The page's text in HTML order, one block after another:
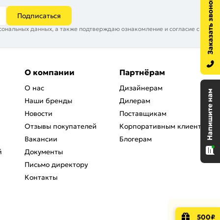
Подписаться
данных, а также подтверждаю ознакомление и согласие с
О компании
О нас
Наши бренды
Новости
Отзывы покупателей
Вакансии
Документы
Письмо директору
Контакты
Партнёрам
Дизайнерам
Дилерам
Поставщикам
Корпоративным клиентам
Блогерам
500₽